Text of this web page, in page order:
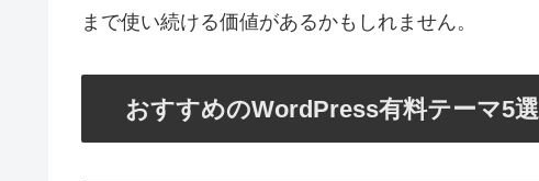
まで使い続ける価値があるかもしれません。
おすすめのWordPress有料テーマ5選